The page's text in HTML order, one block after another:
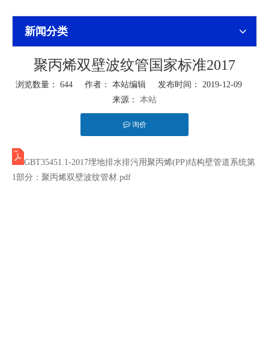
新闻分类
聚丙烯双壁波纹管国家标准2017
浏览数量： 644作者： 本站编辑 发布时间： 2019-12-09
来源： 本站
询价
["facebook","twitter","line","wechat","linkedin","pinterest","whatsapp"]
GBT35451.1-2017埋地排水排污用聚丙烯(PP)结构壁管道系统第
1部分：聚丙烯双壁波纹管材.pdf